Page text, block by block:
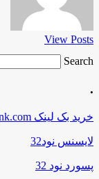
View Posts
Search …
.
خرید بک لینک behtarinbacklink.com
لایسنس نود32
پسورد نود 32